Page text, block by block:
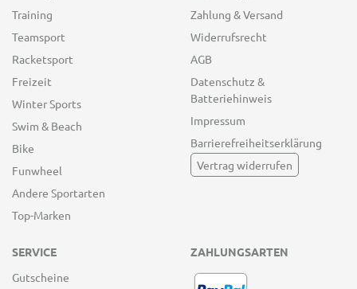
Training
Teamsport
Racketsport
Freizeit
Winter Sports
Swim & Beach
Bike
Funwheel
Andere Sportarten
Top-Marken
Zahlung & Versand
Widerrufsrecht
AGB
Datenschutz &
Batteriehinweis
Impressum
Barrierefreiheitserklärung
Vertrag widerrufen
SERVICE
Gutscheine
ZAHLUNGSARTEN